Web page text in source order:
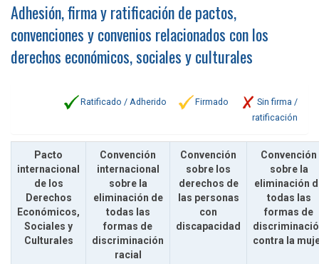
Adhesión, firma y ratificación de pactos,
convenciones y convenios relacionados con los
derechos económicos, sociales y culturales
Ratificado / Adherido Firmado
Sin firma /
ratificación
Pacto
internacional
de los
Derechos
Económicos,
Sociales y
Culturales
Convención
internacional
sobre la
eliminación de
todas las
formas de
discriminación
racial
Convención
sobre los
derechos de
las personas
con
discapacidad
Convención
sobre la
eliminación
todas las
formas de
contra la